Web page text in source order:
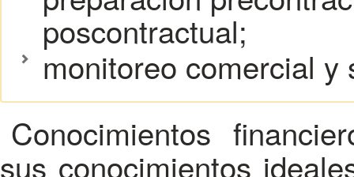
poscontractual;
monitoreo comercial
Conocimientos
sus conocimientos